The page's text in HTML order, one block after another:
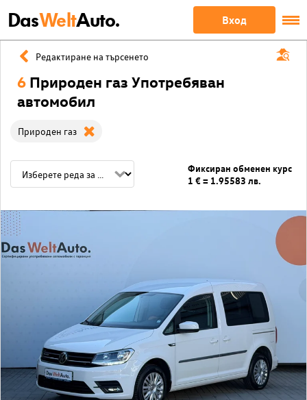
DasWeltAuto. Вход
Редактиране на търсенето
6 Природен газ Употребяван
автомобил
Природен газ
Фиксиран обменен курс
1 € = 1.95583 лв.